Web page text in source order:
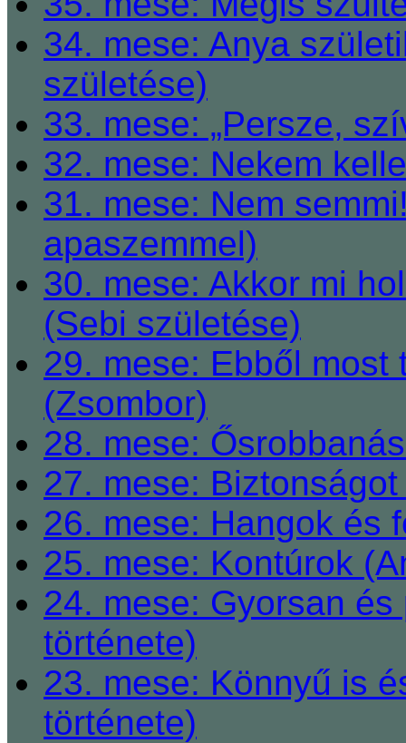
34. mese: Anya
születése)
33. mese: „Persze,
32. mese: Nekem
31. mese: Nem
apaszemmel)
30. mese: Akkor mi
(Sebi születése)
29. mese: Ebből
(Zsombor)
28. mese:
27. mese:
26. mese: Hangok és
25. mese: Kontúrok
24. mese: Gyorsan
története)
23. mese: Könnyű is
története)